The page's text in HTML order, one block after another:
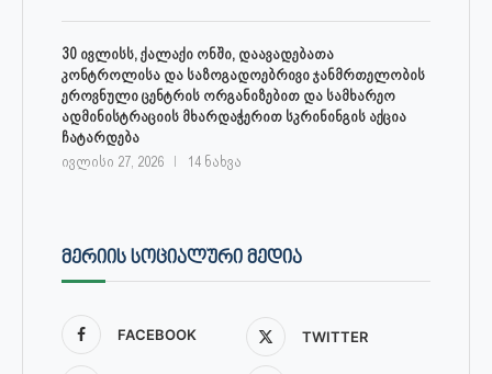
30 ივლისს, ქალაქი ონში, დაავადებათა
კონტროლისა და საზოგადოებრივი ჯანმრთელობის
ეროვნული ცენტრის ორგანიზებით და სამხარეო
ადმინისტრაციის მხარდაჭერით სკრინინგის აქცია
ჩატარდება
ივლისი 27, 2026 14 ნახვა
ᲛᲔᲠᲘᲘᲡ ᲡᲝᲪᲘᲐᲚᲣᲠᲘ ᲛᲔᲓᲘᲐ
FACEBOOK TWITTER